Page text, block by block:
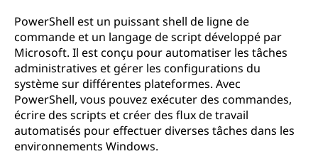
PowerShell est un puissant shell de ligne de
commande et un langage de script développé par
Microsoft. Il est conçu pour automatiser les tâches
administratives et gérer les configurations du
système sur différentes plateformes. Avec
PowerShell, vous pouvez exécuter des commandes,
écrire des scripts et créer des flux de travail
automatisés pour effectuer diverses tâches dans les
environnements Windows.